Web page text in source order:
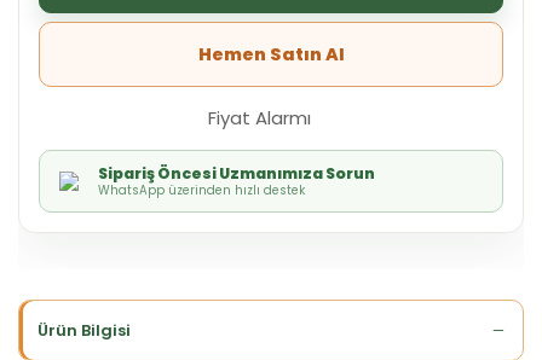
Hemen Satın Al
Fiyat Alarmı
Sipariş Öncesi Uzmanımıza Sorun
WhatsApp üzerinden hızlı destek
Ürün Bilgisi